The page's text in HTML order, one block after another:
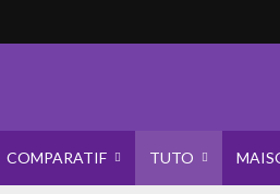
COMPARATIF TUTO